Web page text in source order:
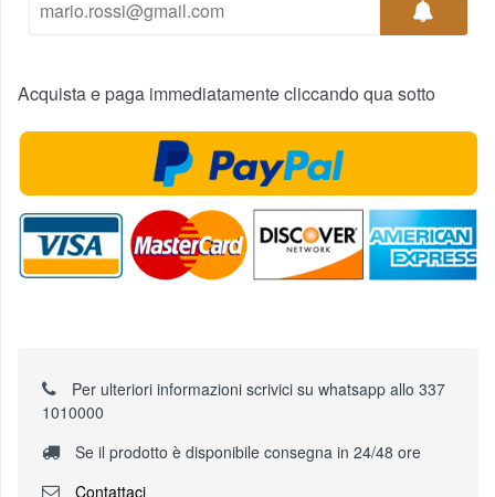
Acquista e paga immediatamente cliccando qua sotto
Per ulteriori informazioni scrivici su whatsapp allo 337
1010000
Se il prodotto è disponibile consegna in 24/48 ore
Contattaci